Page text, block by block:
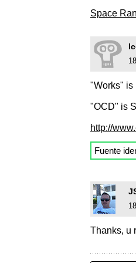
Space
"Works" is
"OCD" is
http://
Fuente
Thanks, u